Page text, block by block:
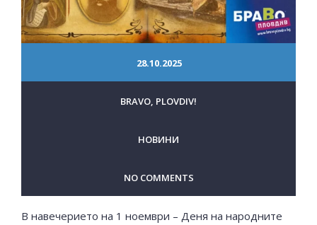
28.10.2025
BRAVO, PLOVDIV!
НОВИНИ
NO COMMENTS
В навечерието на 1 ноември – Деня на народните